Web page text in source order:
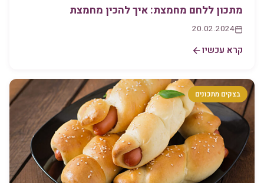
מתכון ללחם מחמצת: איך להכין מחמצת
20.02.2024
קרא עכשיו
בצקים מתכונים